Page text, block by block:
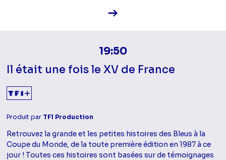
Voir la fiche diffusion
19:50
Il était une fois le XV de France
Produit par TF1 Production
Retrouvez la grande et les petites histoires des Bleus à la
Coupe du Monde, de la toute première édition en 1987 à ce
jour ! Toutes ces histoires sont basées sur de témoignages